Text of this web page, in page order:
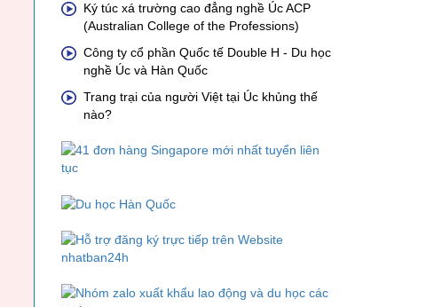
Ký túc xá trường cao đẳng nghề Úc ACP
(Australian College of the Professions)
Công ty cổ phần Quốc tế Double H - Du học
nghề Úc và Hàn Quốc
Trang trại của người Việt tại Úc khủng thế
nào?